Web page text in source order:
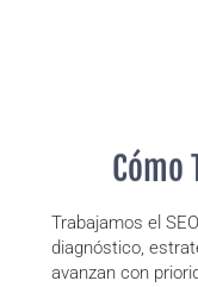
Cómo
Trabajamos el
diagnóstico,
avanzan con